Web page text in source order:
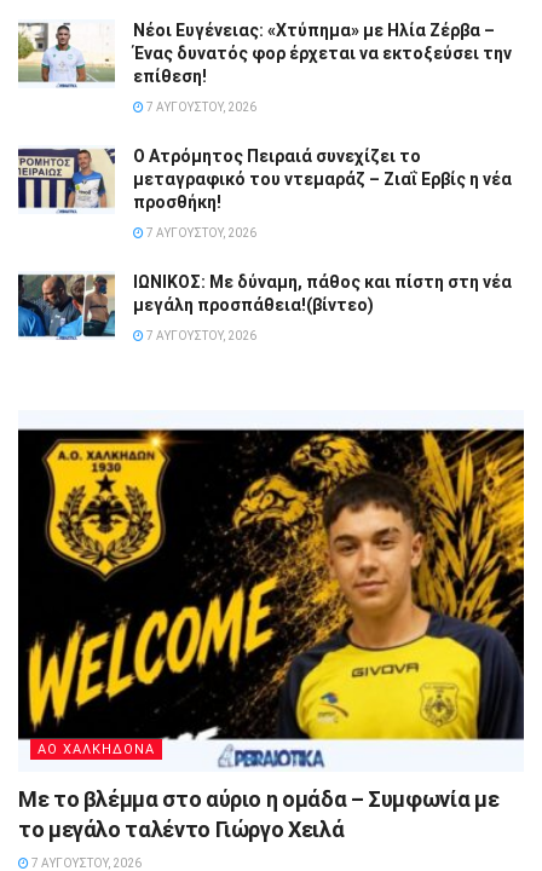
Νέοι Ευγένειας: «Χτύπημα» με Ηλία Ζέρβα –
Ένας δυνατός φορ έρχεται να εκτοξεύσει την
επίθεση!
7 ΑΥΓΟΎΣΤΟΥ, 2026
Ο Ατρόμητος Πειραιά συνεχίζει το
μεταγραφικό του ντεμαράζ – Ζιαΐ Ερβίς η νέα
προσθήκη!
7 ΑΥΓΟΎΣΤΟΥ, 2026
ΙΩΝΙΚΟΣ: Με δύναμη, πάθος και πίστη στη νέα
μεγάλη προσπάθεια!(βίντεο)
7 ΑΥΓΟΎΣΤΟΥ, 2026
ΑΟ ΧΑΛΚΗΔΟΝΑ
Με το βλέμμα στο αύριο η ομάδα – Συμφωνία με
το μεγάλο ταλέντο Γιώργο Χειλά
7 ΑΥΓΟΎΣΤΟΥ, 2026